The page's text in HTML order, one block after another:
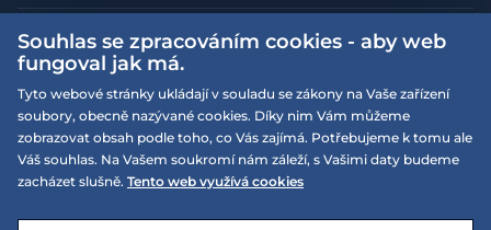
Jak nakupovat
Nejčastější dotazy
Doprava a platba
Vrácení a výměna zboží
Reklamace
Velikostní tabulky
Více informací
Obchodní podmínky
Podmínky EQS věrnostního klubu
On-line katalogy
Naše prodejny
EQS Rudná
E-shop vytvořila a technicky zajišťujeSIMPLIA.cz
Souhlas se zpracováním cookies - aby web
fungoval jak má.
Tyto webové stránky ukládají v souladu se zákony na Vaše zařízení
soubory, obecně nazývané cookies. Díky nim Vám můžeme
zobrazovat obsah podle toho, co Vás zajímá. Potřebujeme k tomu ale
Váš souhlas. Na Vašem soukromí nám záleží, s Vašimi daty budeme
zacházet slušně. Tento web využívá cookies